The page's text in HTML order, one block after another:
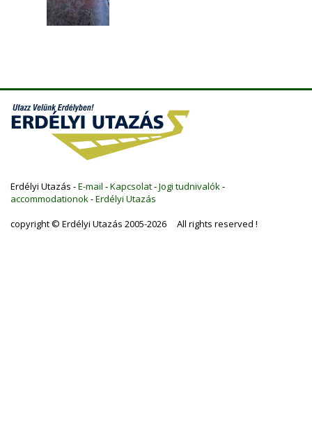
Erdélyi Utazás -E-mail -Kapcsolat-Jogi tudnivalók-
accommodationok-Erdélyi Utazás
copyright © Erdélyi Utazás 2005-2026 All rights reserved !